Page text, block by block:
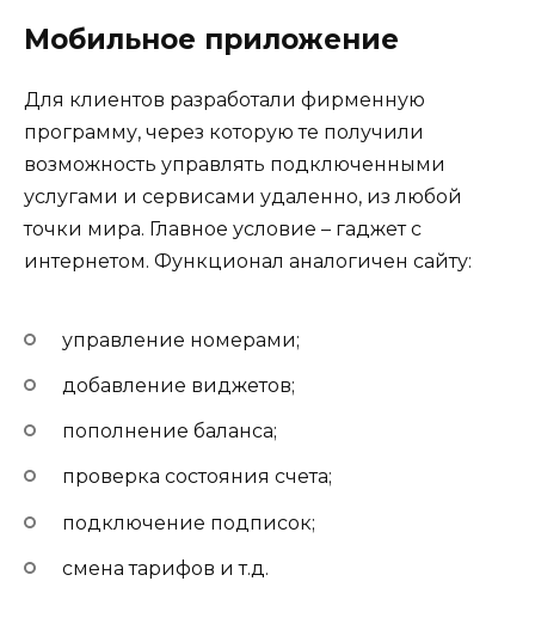
Мобильное приложение
Для клиентов разработали фирменную
программу, через которую те получили
возможность управлять подключенными
услугами и сервисами удаленно, из любой
точки мира. Главное условие – гаджет с
интернетом. Функционал аналогичен сайту:
управление номерами;
добавление виджетов;
пополнение баланса;
проверка состояния счета;
подключение подписок;
смена тарифов и т.д.